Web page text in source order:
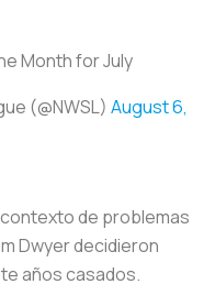
Month for July
(@NWSL) August 6,
de problemas
Dwyer decidieron
años casados.